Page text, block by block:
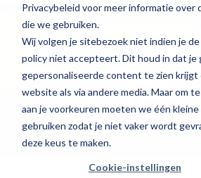
Privacybeleid voor meer informatie over
die we gebruiken.
Wij volgen je sitebezoek niet indien je
policy niet accepteert. Dit houd in dat je
gepersonaliseerde content te zien krijgt
website als via andere media. Maar om
aan je voorkeuren moeten we één
gebruiken zodat je niet vaker wordt
deze keus te maken.
Cookie-instellingen